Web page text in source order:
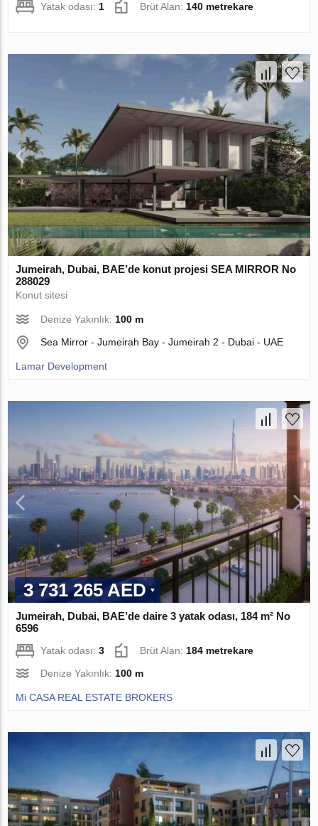
Yatak odası:1 Brüt Alan:140 metrekare
Jumeirah, Dubai, BAE’de konut projesi SEA MIRROR No
288029
Konut sitesi
Denize Yakınlık: 100 m
Sea Mirror - Jumeirah Bay - Jumeirah 2 - Dubai - UAE
Lamar Development
3 731 265 AED
Jumeirah, Dubai, BAE’de daire 3 yatak odası, 184 m² No
6596
Yatak odası:3 Brüt Alan: 184 metrekare
Denize Yakınlık: 100 m
Mi CASA REAL ESTATE BROKERS